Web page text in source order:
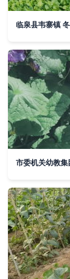
临泉县韦寨镇
市委机关幼教